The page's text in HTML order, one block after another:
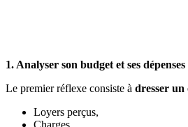
1. Analyser son budget et ses
Le premier réflexe consiste à dresser un
Loyers perçus,
Charges,